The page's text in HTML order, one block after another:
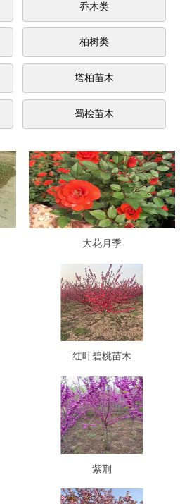
乔木类
柏树类
塔柏苗木
蜀桧苗木
大花月季
红叶碧桃苗木
紫荆